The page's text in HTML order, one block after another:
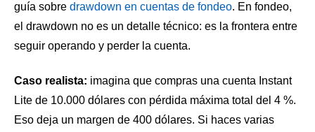
guía sobre drawdown en cuentas de fondeo. En fondeo,
el drawdown no es un detalle técnico: es la frontera entre
seguir operando y perder la cuenta.
Caso realista: imagina que compras una cuenta Instant
Lite de 10.000 dólares con pérdida máxima total del 4 %.
Eso deja un margen de 400 dólares. Si haces varias